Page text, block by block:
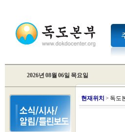
2026년 08월 06일 목요일
현재위치 > 독도